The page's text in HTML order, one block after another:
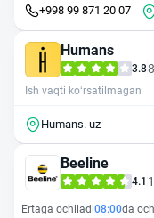
+998 99 871 20 07
Humans
3.8
Ish vaqti ko‘rsatilmagan
Humans. uz
Beeline
4.1
Ertaga ochiladi08:00da